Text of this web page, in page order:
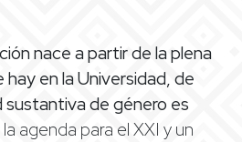
nace a partir de la plena
en la Universidad, de
sustantiva de género es
agenda para el XXI y un